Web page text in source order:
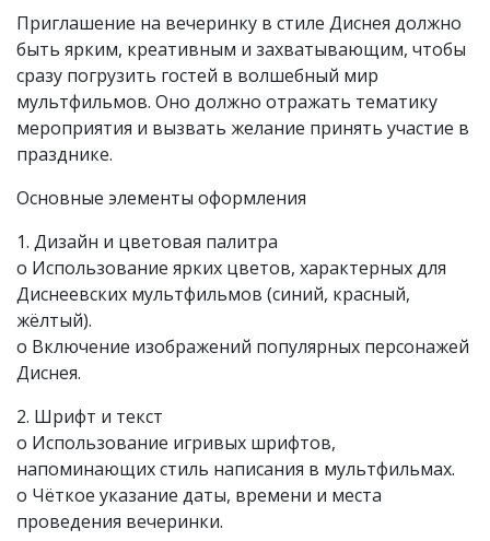
Приглашение на вечеринку в стиле Диснея должно
быть ярким, креативным и захватывающим, чтобы
сразу погрузить гостей в волшебный мир
мультфильмов. Оно должно отражать тематику
мероприятия и вызвать желание принять участие в
празднике.
Основные элементы оформления
1. Дизайн и цветовая палитра
o Использование ярких цветов, характерных для
Диснеевских мультфильмов (синий, красный,
жёлтый).
o Включение изображений популярных персонажей
Диснея.
2. Шрифт и текст
o Использование игривых шрифтов,
напоминающих стиль написания в мультфильмах.
o Чёткое указание даты, времени и места
проведения вечеринки.